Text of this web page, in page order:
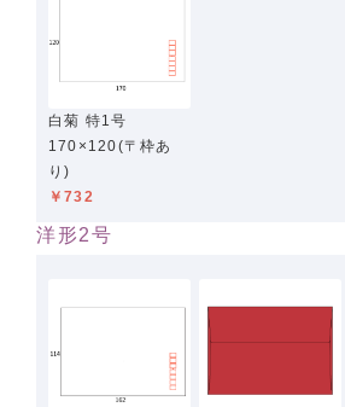
白菊 特1号
170×120(〒枠あ
り)
￥732
洋形2号